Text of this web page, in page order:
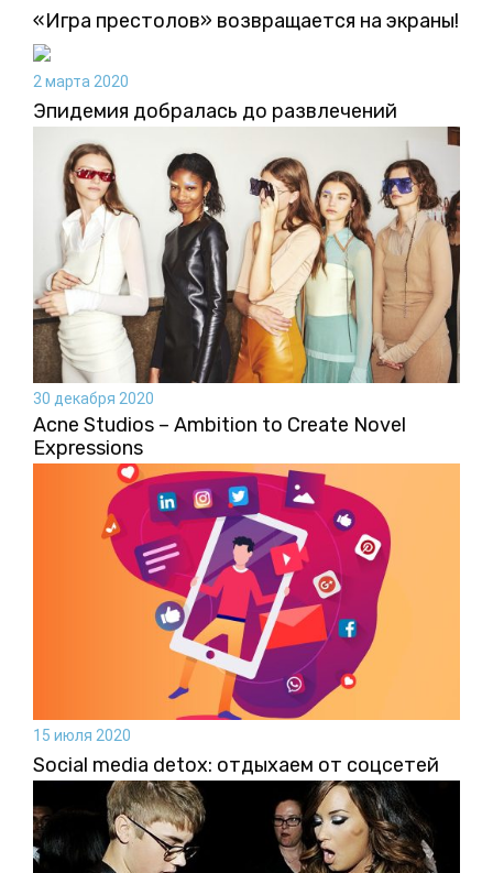
«Игра престолов» возвращается на экраны!
2 марта 2020
Эпидемия добралась до развлечений
30 декабря 2020
Acne Studios – Ambition to Create Novel
Expressions
15 июля 2020
Social media detox: отдыхаем от соцсетей